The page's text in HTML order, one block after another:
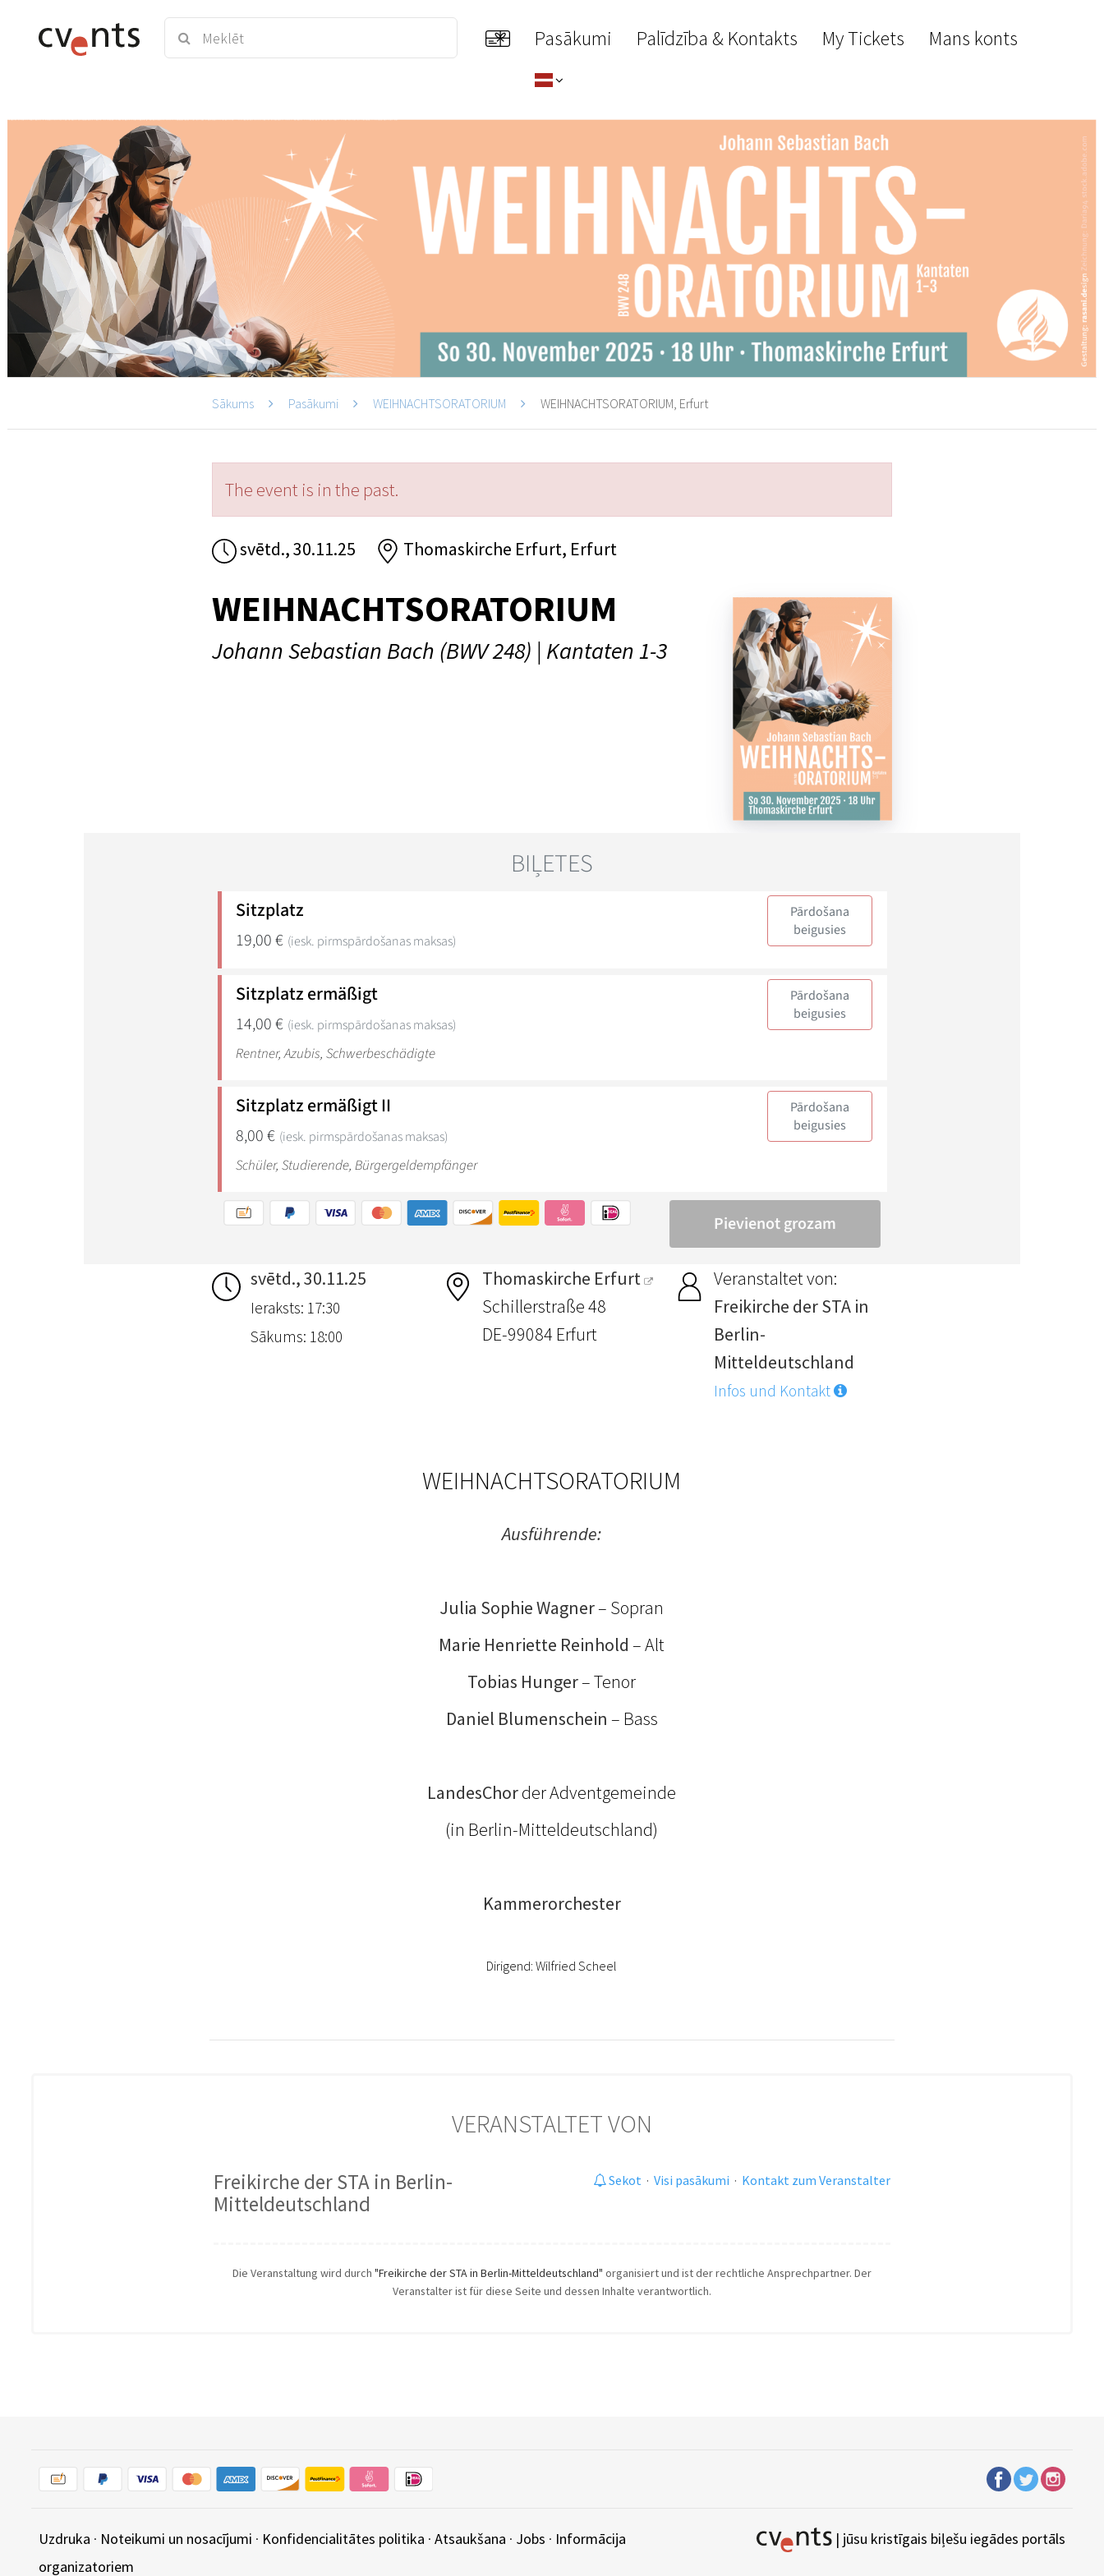
Pasākumi Palīdzība & Kontakts My Tickets Mans konts
Sākums Pasākumi WEIHNACHTSORATORIUM WEIHNACHTSORATORIUM, Erfurt
The event is in the past.
svētd., 30.11.25 Thomaskirche Erfurt, Erfurt
WEIHNACHTSORATORIUM
Johann Sebastian Bach (BWV 248) | Kantaten 1-3
svētd., 30.11.25
Ieraksts: 17:30
Sākums: 18:00
Thomaskirche Erfurt
Schillerstraße 48
DE-99084 Erfurt
Veranstaltet von:
Freikirche der STA in
Berlin-
Mitteldeutschland
Infos und Kontakt
WEIHNACHTSORATORIUM
Ausführende:
Julia Sophie Wagner– Sopran
Marie Henriette Reinhold– Alt
Tobias Hunger– Tenor
Daniel Blumenschein – Bass
LandesChorder Adventgemeinde
(in Berlin-Mitteldeutschland)
Kammerorchester
Dirigend: Wilfried Scheel
VERANSTALTET VON
Freikirche der STA in Berlin-
Mitteldeutschland
Sekot · Visi pasākumi · Kontakt zum Veranstalter
Die Veranstaltung wird durch "Freikirche der STA in Berlin-Mitteldeutschland" organisiert und ist der rechtliche Ansprechpartner. Der
Veranstalter ist für diese Seite und dessen Inhalte verantwortlich.
Uzdruka · Noteikumi un nosacījumi · Konfidencialitātes politika · Atsaukšana · Jobs · Informācija
organizatoriem
| jūsu kristīgais biļešu iegādes portāls